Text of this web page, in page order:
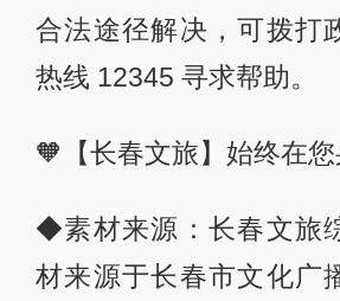
合法途径解决，可拨打
热线 12345 寻求帮助。
🧡【长春文旅】始终在您
◆素材来源：长春文旅
材来源于长春市文化广